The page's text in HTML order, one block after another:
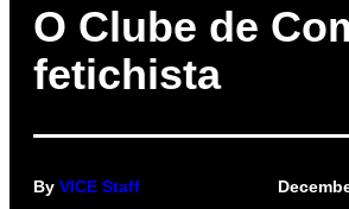
O Clube de
fetichista
By VICE Staff